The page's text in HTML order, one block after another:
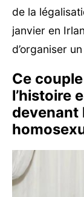
de la
janvier en
d’organiser
Ce
l’histoire
devenant